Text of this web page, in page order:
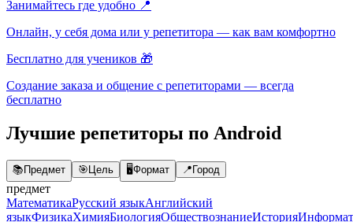
Занимайтесь где удобно 📍
Онлайн, у себя дома или у репетитора — как вам комфортно
Бесплатно для учеников 🎁
Создание заказа и общение с репетиторами — всегда
бесплатно
Лучшие репетиторы по Android
📚Предмет 🎯Цель 🖥️Формат 📍Город
предмет
МатематикаРусский языкАнглийский
языкФизикаХимияБиологияОбществознаниеИстория